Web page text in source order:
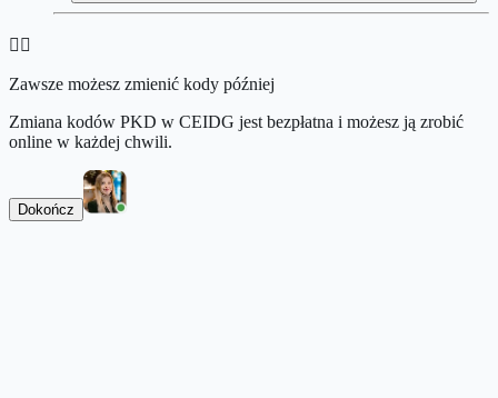
👉🏻
Zawsze możesz zmienić kody później
Zmiana kodów PKD w CEIDG jest bezpłatna i możesz ją zrobić
online w każdej chwili.
Dokończ